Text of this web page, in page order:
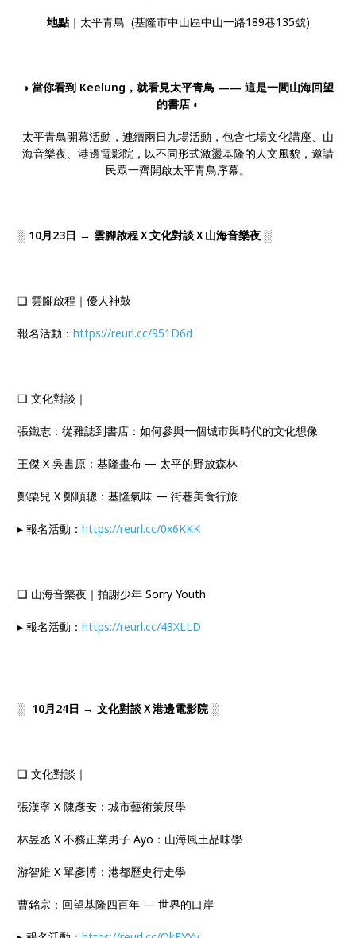
地點｜太平青鳥 (基隆市中山區中山一路189巷135號)
◑ 當你看到 Keelung，就看見太平青鳥 —— 這是一間山海回望
的書店​​​ ◐
太平青鳥開幕活動，連續兩日九場活動，包含七場文化講座、山
海音樂夜、港邊電影院，以不同形式激盪基隆的人文風貌，邀請
民眾一齊開啟太平青鳥序幕。
░ 10月23日 → 雲腳啟程Ｘ文化對談Ｘ山海音樂夜 ░
❑ 雲腳啟程｜優人神鼓
報名活動：https://reurl.cc/951D6d
❑ 文化對談｜
張鐵志：從雜誌到書店：如何參與一個城市與時代的文化想像 ​​​
王傑 X 吳書原：基隆畫布 — 太平的野放森林
鄭栗兒 X 鄭順聰：基隆氣味 — 街巷美食行旅
▸ 報名活動：https://reurl.cc/0x6KKK
❑ 山海音樂夜｜拍謝少年 Sorry Youth
▸ 報名活動：https://reurl.cc/43XLLD
░ 10月24日 → 文化對談Ｘ港邊電影院░
❑ 文化對談｜
張漢寧 X 陳彥安：城市藝術策展學
林昱丞 X 不務正業男子 Ayo：山海風土品味學
游智維 X 單彥博：港都歷史行走學
曹銘宗：回望基隆四百年 — 世界的口岸